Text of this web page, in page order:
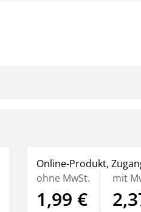
Online-Produkt,
ohne MwSt.
1,99 €
mit